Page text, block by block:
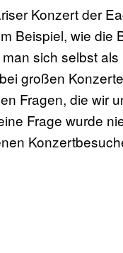
Konzert der
Beispiel, wie
sich selbst
großen
Fragen, die wir
Frage wurde